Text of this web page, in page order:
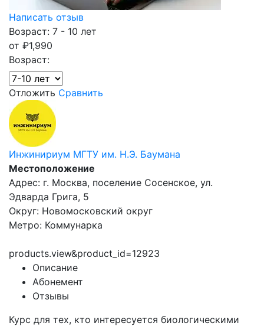
Написать отзыв
Возраст: 7 - 10 лет
от ₽1,990
Возраст:
Отложить Сравнить
Инжинириум МГТУ им. Н.Э. Баумана
Местоположение
Адрес: г. Москва, поселение Сосенское, ул.
Эдварда Грига, 5
Округ: Новомосковский округ
Метро: Коммунарка
products.view&product_id=12923
Описание
Абонемент
Отзывы
Курс для тех, кто интересуется биологическими